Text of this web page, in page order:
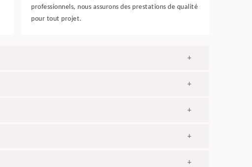
professionnels, nous assurons des prestations de qualité
pour tout projet.
+
+
+
+
+